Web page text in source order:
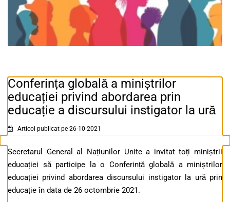
Conferința globală a miniștrilor
educației privind abordarea prin
educație a discursului instigator la ură
Articol publicat pe 26-10-2021
Secretarul General al Națiunilor Unite a invitat toți miniștrii
educației să participe la o Conferință globală a miniștrilor
educației privind abordarea discursului instigator la ură prin
educație în data de 26 octombrie 2021.